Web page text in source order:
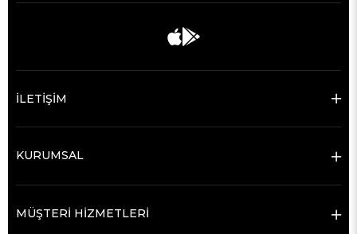
İLETİŞİM
KURUMSAL
MÜŞTERİ HİZMETLERİ